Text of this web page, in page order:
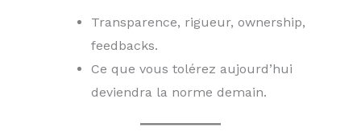
Transparence, rigueur, ownership,
feedbacks.
Ce que vous tolérez aujourd’hui
deviendra la norme demain.